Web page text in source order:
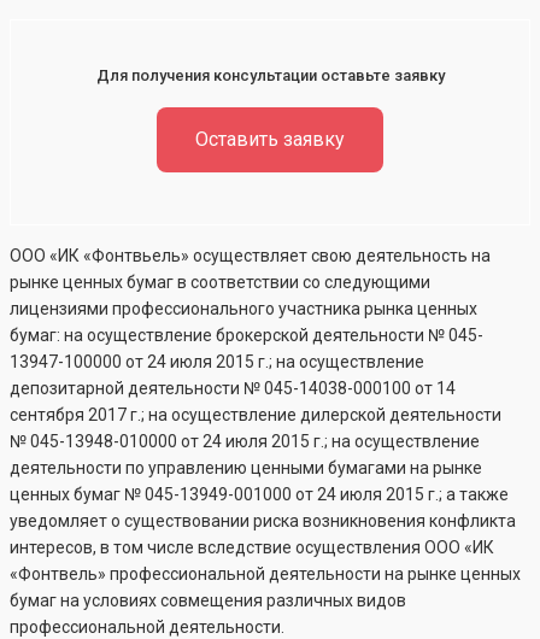
Для получения консультации оставьте заявку
Оставить заявку
ООО «ИК «Фонтвьель» осуществляет свою деятельность на
рынке ценных бумаг в соответствии со следующими
лицензиями профессионального участника рынка ценных
бумаг: на осуществление брокерской деятельности №045-
13947-100000 от 24 июля 2015 г.; на осуществление
депозитарной деятельности №045-14038-000100 от 14
сентября 2017 г.; на осуществление дилерской деятельности
№045-13948-010000 от 24 июля 2015 г.; на осуществление
деятельности по управлению ценными бумагами на рынке
ценных бумаг №045-13949-001000 от 24 июля 2015 г.; а также
уведомляет о существовании риска возникновения конфликта
интересов, в том числе вследствие осуществления ООО «ИК
«Фонтвель» профессиональной деятельности на рынке ценных
бумаг на условиях совмещения различных видов
профессиональной деятельности.